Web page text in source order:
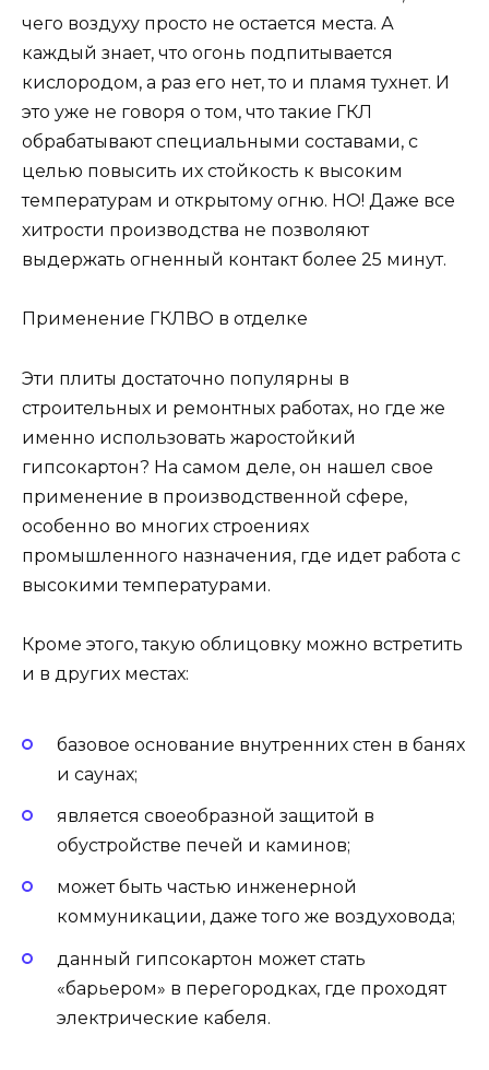
чего воздуху просто не остается места. А
каждый знает, что огонь подпитывается
кислородом, а раз его нет, то и пламя тухнет. И
это уже не говоря о том, что такие ГКЛ
обрабатывают специальными составами, с
целью повысить их стойкость к высоким
температурам и открытому огню. НО! Даже все
хитрости производства не позволяют
выдержать огненный контакт более 25 минут.
Применение ГКЛВО в отделке
Эти плиты достаточно популярны в
строительных и ремонтных работах, но где же
именно использовать жаростойкий
гипсокартон? На самом деле, он нашел свое
применение в производственной сфере,
особенно во многих строениях
промышленного назначения, где идет работа с
высокими температурами.
Кроме этого, такую облицовку можно встретить
и в других местах:
базовое основание внутренних стен в банях
и саунах;
является своеобразной защитой в
обустройстве печей и каминов;
может быть частью инженерной
коммуникации, даже того же воздуховода;
данный гипсокартон может стать
«барьером» в перегородках, где проходят
электрические кабеля.